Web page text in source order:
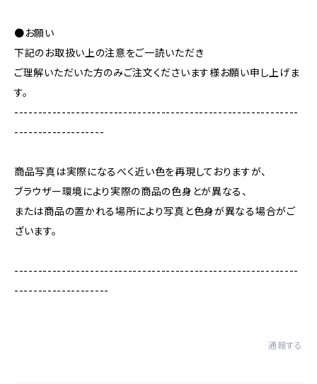
●お願い
下記のお取扱い上の注意をご一読いただき
ご理解いただいた方のみご注文くださいます様お願い申し上げま
す。
------------------------------------------------------------
-------------------
商品写真は実際になるべく近い色を再現しておりますが、
ブラウザー環境により実際の商品の色身とが異なる、
または商品の置かれる場所により写真と色身が異なる場合がご
ざいます。
------------------------------------------------------------
--------------------
通報する